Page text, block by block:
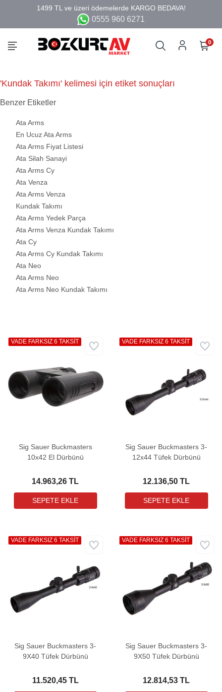
0555 960 6271
0
'Kundak Takımı' kelimesi için etiket sonuçları
Benzer Etiketler
Ata Arms
En Ucuz Ata Arms
Ata Arms Fiyat Listesi
Ata Silah Sanayi
Ata Arms Cy
Ata Venza
Ata Arms Venza
Kundak Takımı
Ata Arms Yedek Parça
Ata Arms Venza Kundak Takımı
Ata Cy
Ata Arms Cy Kundak Takımı
Ata Neo
Ata Arms Neo
Ata Arms Neo Kundak Takımı
Sig Sauer Buckmasters
10x42 El Dürbünü
14.963,26 TL
VADE FARKSIZ 6 TAKSİT
Sig Sauer Buckmasters 3-
12x44 Tüfek Dürbünü
12.136,50 TL
VADE FARKSIZ 6 TAKSİT
Sig Sauer Buckmasters 3-
9X40 Tüfek Dürbünü
11.520,45 TL
VADE FARKSIZ 6 TAKSİT
Sig Sauer Buckmasters 3-
9X50 Tüfek Dürbünü
12.814,53 TL
VADE FARKSIZ 6 TAKSİT